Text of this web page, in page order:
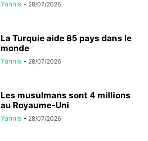
Yannis - 29/07/2026
La Turquie aide 85 pays dans le
monde
Yannis - 28/07/2026
Les musulmans sont 4 millions
au Royaume-Uni
Yannis - 28/07/2026